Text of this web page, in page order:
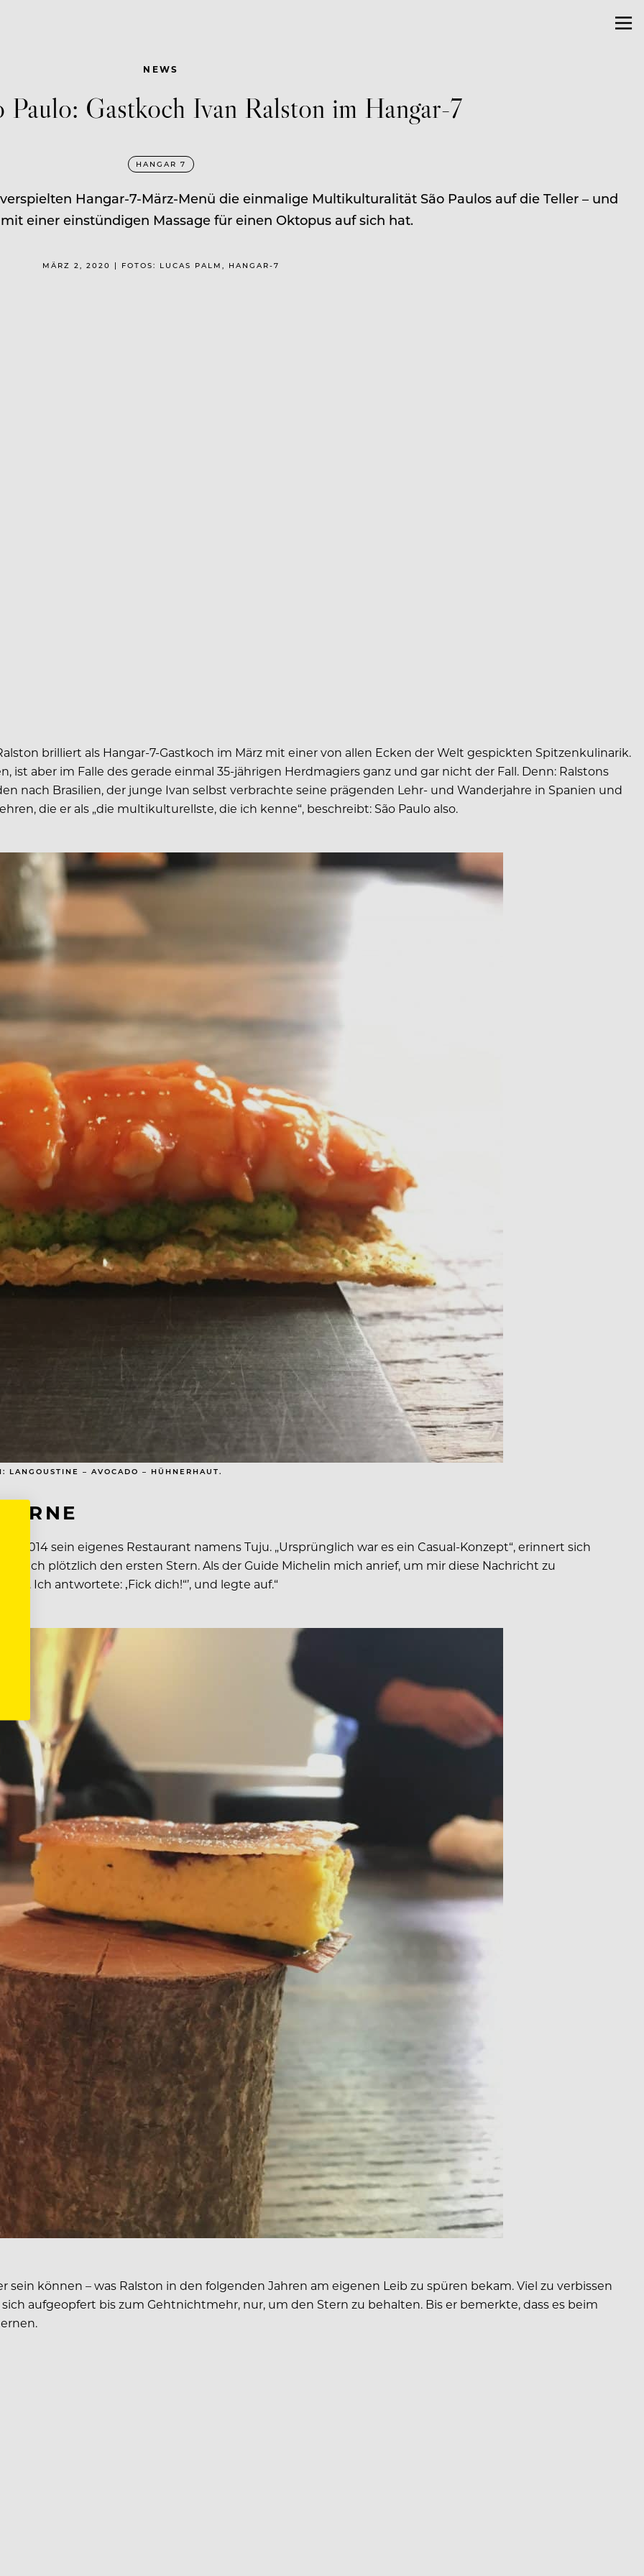
NEWS
Paulo: Gastkoch Ivan Ralston im Hangar-7
HANGAR 7
Hangar-7-März-Menü die einmalige Multikulturalität São Paulos auf die Teller – und
einer einstündigen Massage für einen Oktopus auf sich hat.
MÄRZ 2, 2020 | FOTOS: LUCAS PALM, HANGAR-7
brilliert als Hangar-7-Gastkoch im März mit einer von allen Ecken der Welt gespickten Spitzenkulinarik.
ist aber im Falle des gerade einmal 35-jährigen Herdmagiers ganz und gar nicht der Fall. Denn: Ralstons
nach Brasilien, der junge Ivan selbst verbrachte seine prägenden Lehr- und Wanderjahre in Spanien und
die er als „die multikulturellste, die ich kenne“, beschreibt: São Paulo also.
– AVOCADO – HÜHNERHAUT.
2014 sein eigenes Restaurant namens Tuju. „Ursprünglich war es ein Casual-Konzept“, erinnert sich
ich plötzlich den ersten Stern. Als der Guide Michelin mich anrief, um mir diese Nachricht zu
Ich antwortete: ‚Fick dich!“’, und legte auf.“
können – was Ralston in den folgenden Jahren am eigenen Leib zu spüren bekam. Viel zu verbissen
aufgeopfert bis zum Gehtnichtmehr, nur, um den Stern zu behalten. Bis er bemerkte, dass es beim